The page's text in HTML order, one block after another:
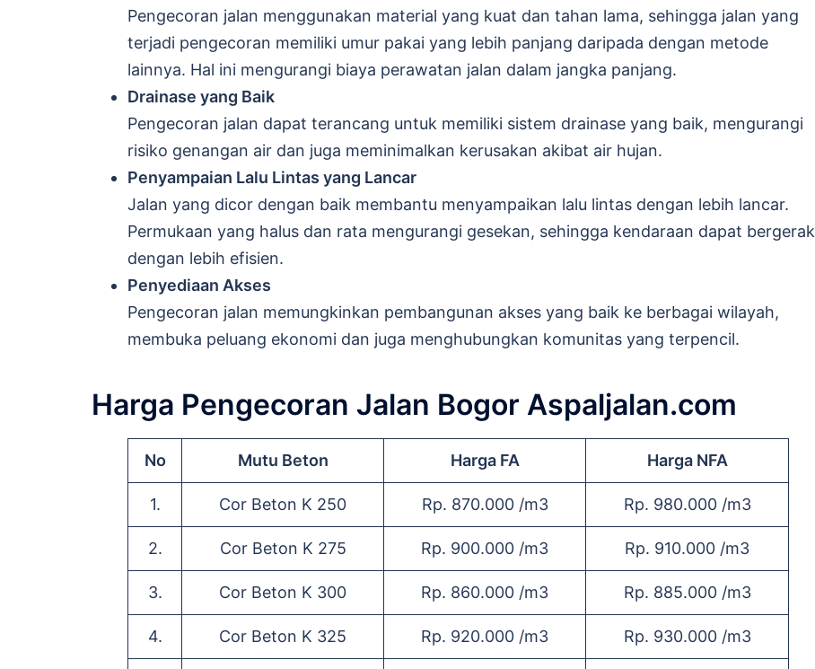
Pengecoran jalan menggunakan material yang kuat dan tahan lama, sehingga jalan yang
terjadi pengecoran memiliki umur pakai yang lebih panjang daripada dengan metode
lainnya. Hal ini mengurangi biaya perawatan jalan dalam jangka panjang.
Drainase yang Baik
Pengecoran jalan dapat terancang untuk memiliki sistem drainase yang baik, mengurangi
risiko genangan air dan juga meminimalkan kerusakan akibat air hujan.
Penyampaian Lalu Lintas yang Lancar
Jalan yang dicor dengan baik membantu menyampaikan lalu lintas dengan lebih lancar.
Permukaan yang halus dan rata mengurangi gesekan, sehingga kendaraan dapat bergerak
dengan lebih efisien.
Penyediaan Akses
Pengecoran jalan memungkinkan pembangunan akses yang baik ke berbagai wilayah,
membuka peluang ekonomi dan juga menghubungkan komunitas yang terpencil.
Harga Pengecoran Jalan Bogor Aspaljalan.com
No Mutu Beton Harga FA Harga NFA
1. Cor Beton K 250 Rp. 870.000 /m3 Rp. 980.000 /m3
2. Cor Beton K 275 Rp. 900.000 /m3 Rp. 910.000 /m3
3. Cor Beton K 300 Rp. 860.000 /m3 Rp. 885.000 /m3
4. Cor Beton K 325 Rp. 920.000 /m3 Rp. 930.000 /m3